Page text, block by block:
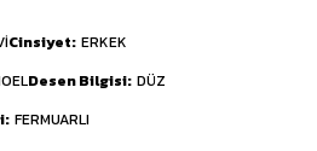
Cinsiyet ERKEK
Desen Bilgisi DÜZ
FERMUARLI